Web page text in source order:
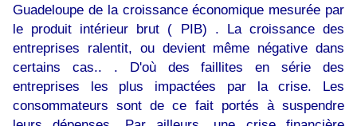
Guadeloupe de la croissance économique mesurée par
le produit intérieur brut ( PIB) . La croissance des
entreprises ralentit, ou devient même négative dans
certains cas.. . D'où des faillites en série des
entreprises les plus impactées par la crise. Les
consommateurs sont de ce fait portés à suspendre